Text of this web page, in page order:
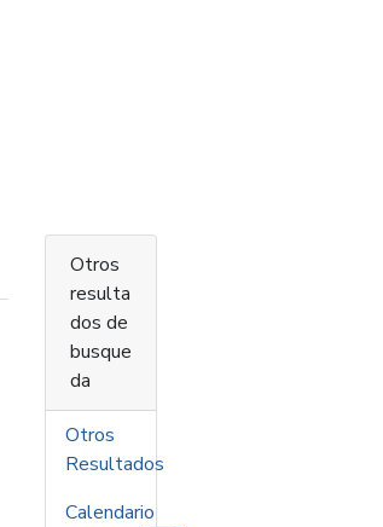
Otros
resulta
dos de
busque
da
Otros
Resultados
Calendario